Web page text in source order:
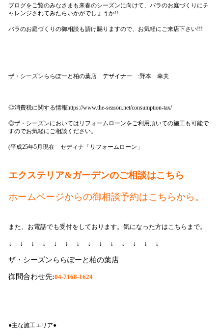
ブログをご覧のみなさまも来春のシーズンに向けて、バラのお庭づくりにチ
ャレンジされてみたらいかがでしょうか!!
バラのお庭づくりの御相談も請け賜りますので、お気軽にご来店下さい!!!
ザ・シーズンららぽーと柏の葉店 デザイナー :野本 幸夫
◎消費税に関する情報https://www.the-season.net/consumption-tax/
◎ザ・シーズンにおいてはリフォームローンをご利用頂いての施工も可能で
すのでお気軽にご相談ください。
(平成25年5月現在 セディナ「リフォームローン」
エクステリア&ガーデンのご相談はこちら
ホームページからの御相談予約はこちらから 。
また、お電話でも受付をしております。気になった方はこちらまで。
↓ ↓ ↓ ↓ ↓ ↓ ↓ ↓ ↓ ↓ ↓ ↓ ↓ ↓
ザ・シーズンららぽーと柏の葉店
御問合わせ先:04-7168-1624
●主な施工エリア●